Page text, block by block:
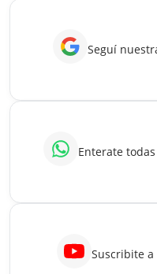
Seguí
Enterate
Suscribite